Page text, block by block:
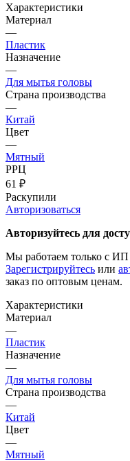
Характеристики
Материал
—
Пластик
Назначение
—
Для мытья головы
Страна производства
—
Китай
Цвет
—
Мятный
РРЦ
61 ₽
Раскупили
Авторизоваться
Авторизуйтесь для
Мы работаем только с
Зарегистрируйтесь или
заказ по оптовым ценам.
Характеристики
Материал
—
Пластик
Назначение
—
Для мытья головы
Страна производства
—
Китай
Цвет
—
Мятный